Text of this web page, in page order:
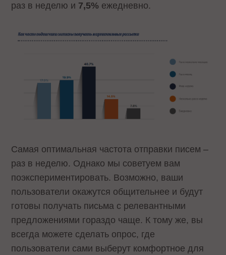
раз в неделю и 7,5% ежедневно.
Самая оптимальная частота отправки писем –
раз в неделю. Однако мы советуем вам
поэкспериментировать. Возможно, ваши
пользователи окажутся общительнее и будут
готовы получать письма с релевантными
предложениями гораздо чаще. К тому же, вы
всегда можете сделать опрос, где
пользователи сами выберут комфортное для